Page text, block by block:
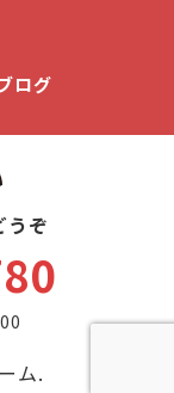
ログ
うぞ
ム.